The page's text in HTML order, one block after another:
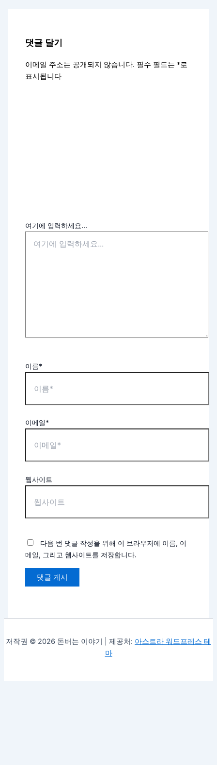
댓글 달기
이메일 주소는 공개되지 않습니다. 필수 필드는 *로
표시됩니다
여기에 입력하세요...
이름*
이메일*
웹사이트
다음 번 댓글 작성을 위해 이 브라우저에 이름, 이
메일, 그리고 웹사이트를 저장합니다.
저작권 © 2026 돈버는 이야기 | 제공처: 아스트라 워드프레스 테
마